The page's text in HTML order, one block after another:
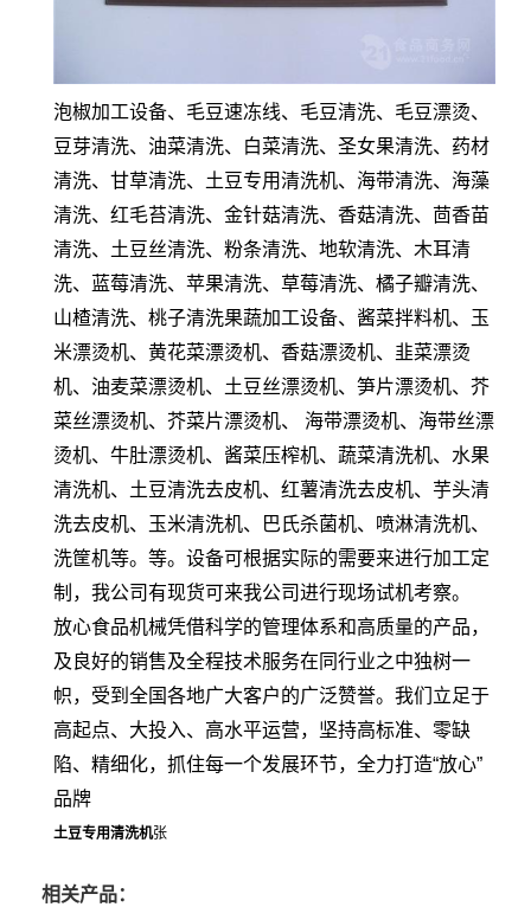
泡椒加工设备、毛豆速冻线、毛豆清洗、毛豆漂烫、
豆芽清洗、油菜清洗、白菜清洗、圣女果清洗、药材
清洗、甘草清洗、土豆专用清洗机、海带清洗、海藻
清洗、红毛苔清洗、金针菇清洗、香菇清洗、茴香苗
清洗、土豆丝清洗、粉条清洗、地软清洗、木耳清
洗、蓝莓清洗、苹果清洗、草莓清洗、橘子瓣清洗、
山楂清洗、桃子清洗果蔬加工设备、酱菜拌料机、玉
米漂烫机、黄花菜漂烫机、香菇漂烫机、韭菜漂烫
机、油麦菜漂烫机、土豆丝漂烫机、笋片漂烫机、芥
菜丝漂烫机、芥菜片漂烫机、 海带漂烫机、海带丝漂
烫机、牛肚漂烫机、酱菜压榨机、蔬菜清洗机、水果
清洗机、土豆清洗去皮机、红薯清洗去皮机、芋头清
洗去皮机、玉米清洗机、巴氏杀菌机、喷淋清洗机、
洗筐机等。等。设备可根据实际的需要来进行加工定
制，我公司有现货可来我公司进行现场试机考察。
放心食品机械凭借科学的管理体系和高质量的产品，
及良好的销售及全程技术服务在同行业之中独树一
帜，受到全国各地广大客户的广泛赞誉。我们立足于
高起点、大投入、高水平运营，坚持高标准、零缺
陷、精细化，抓住每一个发展环节，全力打造“放心”
品牌
土豆专用清洗机张
相关产品：